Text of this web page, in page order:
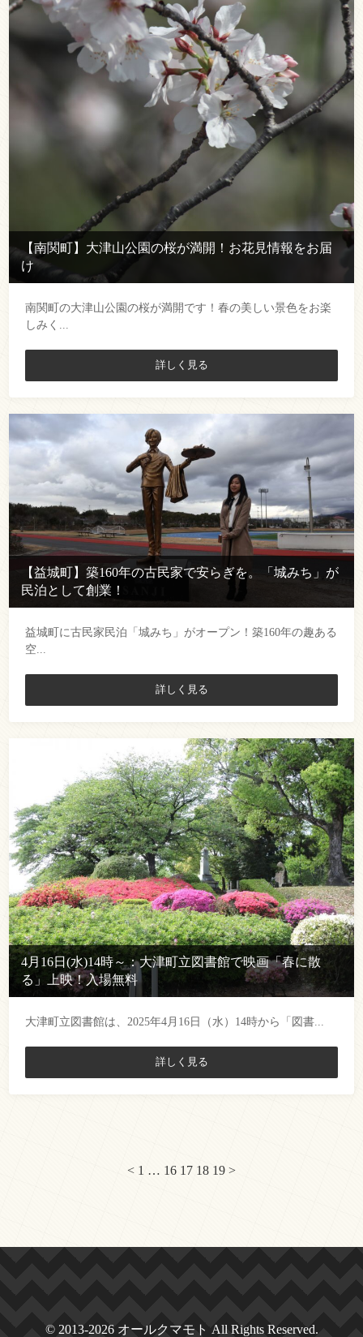
【南関町】大津山公園の桜が満開！お花見情報をお届
け
南関町の大津山公園の桜が満開です！春の美しい景色をお楽
しみく...
詳しく見る
【益城町】築160年の古民家で安らぎを。「城みち」が
民泊として創業！
益城町に古民家民泊「城みち」がオープン！築160年の趣ある
空...
詳しく見る
4月16日(水)14時～：大津町立図書館で映画「春に散
る」上映！入場無料
大津町立図書館は、2025年4月16日（水）14時から「図書...
詳しく見る
の
< 1 … 16 17 18 19 >
© 2013-2026 オールクマモト All Rights Reserved.